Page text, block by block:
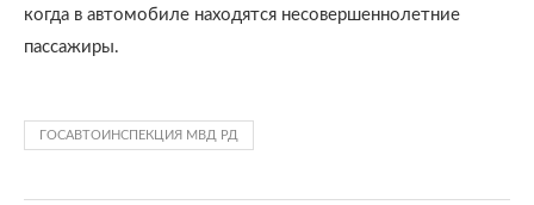
когда в автомобиле находятся несовершеннолетние
пассажиры.
ГОСАВТОИНСПЕКЦИЯ МВД РД